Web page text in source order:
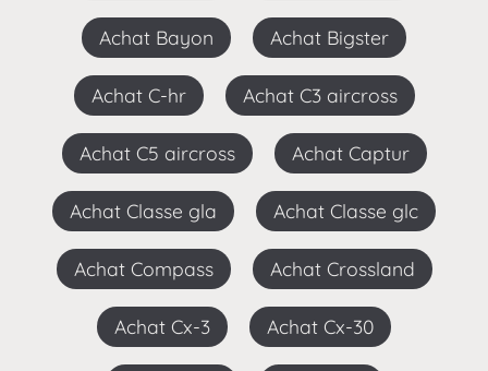
Achat Bayon Achat Bigster
Achat C-hr Achat C3 aircross
Achat C5 aircross Achat Captur
Achat Classe gla Achat Classe glc
Achat Compass Achat Crossland
Achat Cx-3 Achat Cx-30